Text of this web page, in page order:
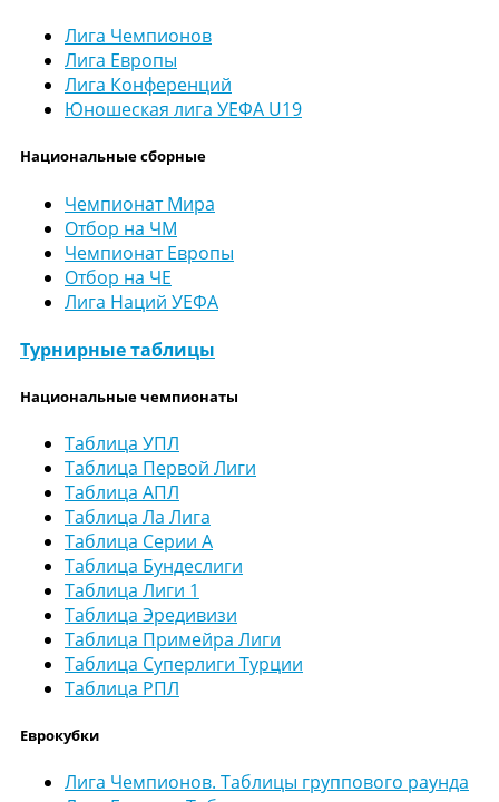
Лига Чемпионов
Лига Европы
Лига Конференций
Юношеская лига УЕФА U19
Национальные сборные
Чемпионат Мира
Отбор на ЧМ
Чемпионат Европы
Отбор на ЧЕ
Лига Наций УЕФА
Турнирные таблицы
Национальные чемпионаты
Таблица УПЛ
Таблица Первой Лиги
Таблица АПЛ
Таблица Ла Лига
Таблица Серии А
Таблица Бундеслиги
Таблица Лиги 1
Таблица Эредивизи
Таблица Примейра Лиги
Таблица Суперлиги Турции
Таблица РПЛ
Еврокубки
Лига Чемпионов. Таблицы группового раунда